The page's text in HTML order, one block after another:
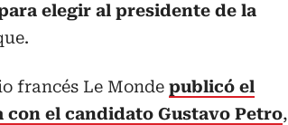
elegir al presidente de la
francés Le Monde publicó el
con el candidato Gustavo Petro,